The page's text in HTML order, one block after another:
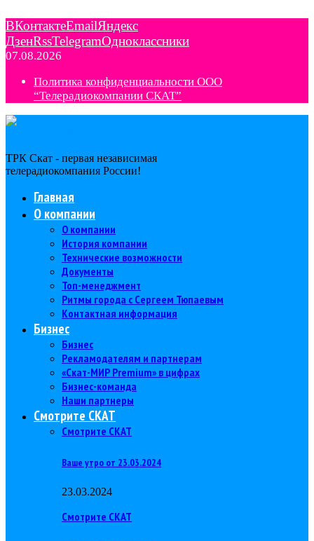
ВКонтактеEmailЯндекс
ДзенRssTelegramОдноклассники
07.08.2026
Политика конфиденциальности ООО
“Телерадиокомпании СКАТ”
ТРК Скат - первая независимая
телерадиокомпания Роcсии!
Главная
О компании
О компании
История компании
Технические возможности
Документы
Топ-менеджмент
Ритмы города с Сергеем Тюпаевым
Контактная информация
Бизнес
Бизнес
Рекламодателям и партнерам
«Скат-МИР Premium» в цифрах
Бизнес-команда
Наши партнеры
Смотрите СКАТ
Смотрите СКАТ
Ваше утро от 23.03.2024
23.03.2024
Смотрите СКАТ